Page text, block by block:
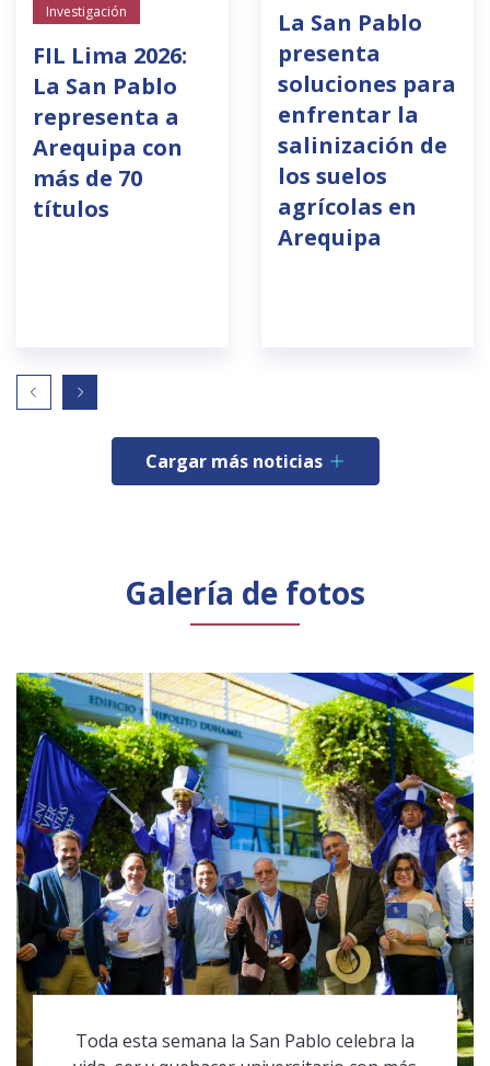
Investigación
FIL Lima 2026:
La San Pablo
representa a
Arequipa con
más de 70
títulos
La San Pablo
presenta
soluciones para
enfrentar la
salinización de
los suelos
agrícolas en
Arequipa
Cargar más noticias
Galería de fotos
Toda esta semana la San Pablo celebra la